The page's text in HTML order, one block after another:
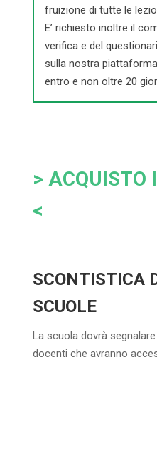
fruizione di tutte le
E’ richiesto inoltre il
verifica e del
sulla nostra
entro e non oltre 20
> ACQUISTO
<
SCONTISTICA
SCUOLE
La scuola dovrà
docenti che avranno